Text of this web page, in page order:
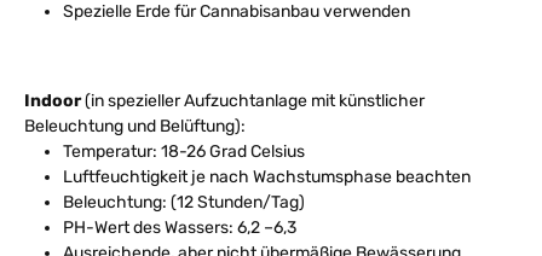
Spezielle Erde für Cannabisanbau verwenden
Indoor(in spezieller Aufzuchtanlage mit künstlicher
Beleuchtung und Belüftung):
Temperatur: 18-26 Grad Celsius
Luftfeuchtigkeit je nach Wachstumsphase beachten
Beleuchtung: (12 Stunden/Tag)
PH-Wert des Wassers: 6,2 –6,3